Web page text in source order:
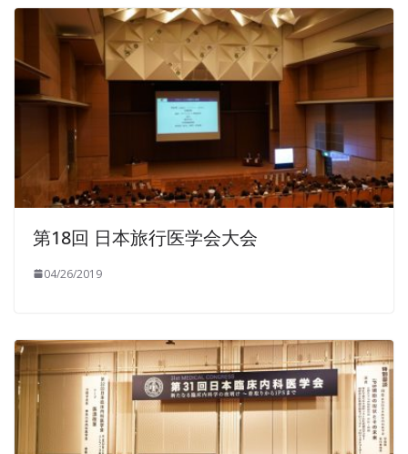
第18回 日本旅行医学会大会
04/26/2019